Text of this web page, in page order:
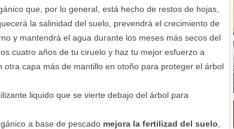
que, por lo general, está hecho de restos de hojas,
la salinidad del suelo, prevendrá el crecimiento de
y mantendrá el agua durante los meses más secos del
cuatro años de tu ciruelo y haz tu mejor esfuerzo a
otra capa más de mantillo en otoño para proteger el árbol
liquido que se vierte debajo del árbol para
a base de pescado mejora la fertilizad del suelo